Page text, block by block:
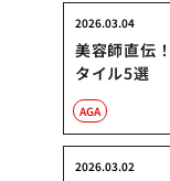
美容師直伝
タイル5選
2026.03.04
AGA
2026.03.02